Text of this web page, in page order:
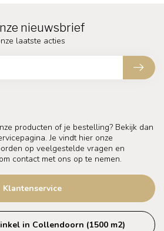
producten of je bestelling? Bekijk dan
Je vindt hier onze
op veelgestelde vragen en
contact met ons op te nemen.
Klantenservice
in Collendoorn (1500 m2)
nieuwsbrief
laatste acties